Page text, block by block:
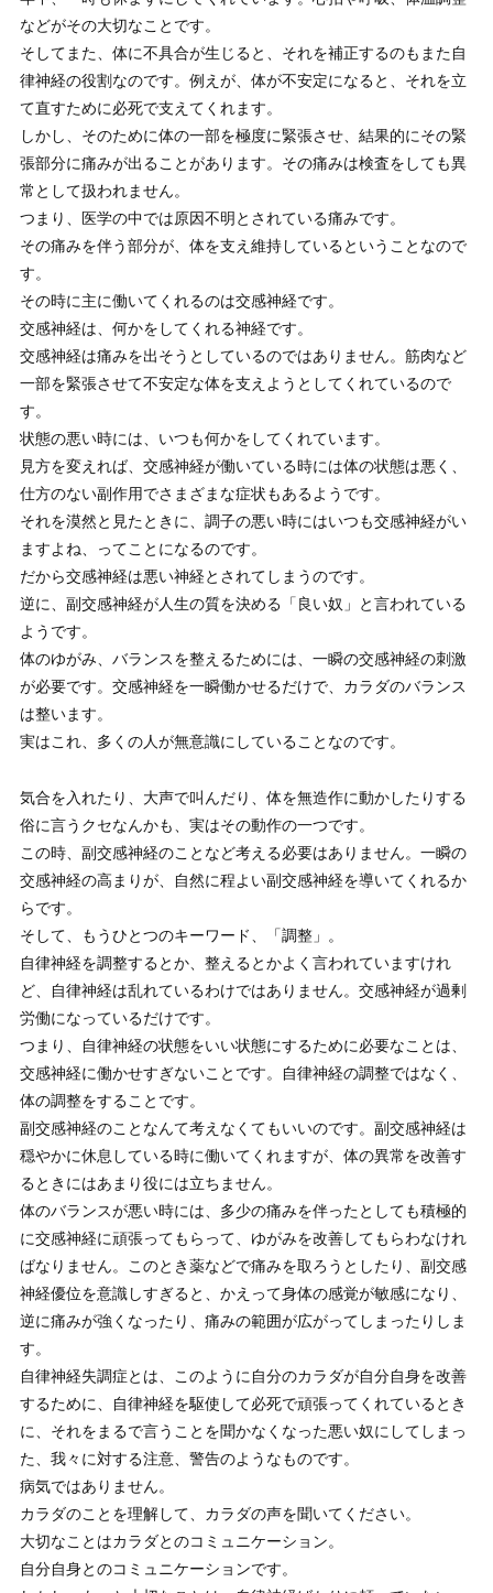
などがその大切なことです。
そしてまた、体に不具合が生じると、それを補正するのもまた自
律神経の役割なのです。例えが、体が不安定になると、それを立
て直すために必死で支えてくれます。
しかし、そのために体の一部を極度に緊張させ、結果的にその緊
張部分に痛みが出ることがあります。その痛みは検査をしても異
常として扱われません。
つまり、医学の中では原因不明とされている痛みです。
その痛みを伴う部分が、体を支え維持しているということなので
す。
その時に主に働いてくれるのは交感神経です。
交感神経は、何かをしてくれる神経です。
交感神経は痛みを出そうとしているのではありません。筋肉など
一部を緊張させて不安定な体を支えようとしてくれているので
す。
状態の悪い時には、いつも何かをしてくれています。
見方を変えれば、交感神経が働いている時には体の状態は悪く、
仕方のない副作用でさまざまな症状もあるようです。
それを漠然と見たときに、調子の悪い時にはいつも交感神経がい
ますよね、ってことになるのです。
だから交感神経は悪い神経とされてしまうのです。
逆に、副交感神経が人生の質を決める「良い奴」と言われている
ようです。
体のゆがみ、バランスを整えるためには、一瞬の交感神経の刺激
が必要です。交感神経を一瞬働かせるだけで、カラダのバランス
は整います。
実はこれ、多くの人が無意識にしていることなのです。
気合を入れたり、大声で叫んだり、体を無造作に動かしたりする
俗に言うクセなんかも、実はその動作の一つです。
この時、副交感神経のことなど考える必要はありません。一瞬の
交感神経の高まりが、自然に程よい副交感神経を導いてくれるか
らです。
そして、もうひとつのキーワード、「調整」。
自律神経を調整するとか、整えるとかよく言われていますけれ
ど、自律神経は乱れているわけではありません。交感神経が過剰
労働になっているだけです。
つまり、自律神経の状態をいい状態にするために必要なことは、
交感神経に働かせすぎないことです。自律神経の調整ではなく、
体の調整をすることです。
副交感神経のことなんて考えなくてもいいのです。副交感神経は
穏やかに休息している時に働いてくれますが、体の異常を改善す
るときにはあまり役には立ちません。
体のバランスが悪い時には、多少の痛みを伴ったとしても積極的
に交感神経に頑張ってもらって、ゆがみを改善してもらわなけれ
ばなりません。このとき薬などで痛みを取ろうとしたり、副交感
神経優位を意識しすぎると、かえって身体の感覚が敏感になり、
逆に痛みが強くなったり、痛みの範囲が広がってしまったりしま
す。
自律神経失調症とは、このように自分のカラダが自分自身を改善
するために、自律神経を駆使して必死で頑張ってくれているとき
に、それをまるで言うことを聞かなくなった悪い奴にしてしまっ
た、我々に対する注意、警告のようなものです。
病気ではありません。
カラダのことを理解して、カラダの声を聞いてください。
大切なことはカラダとのコミュニケーション。
自分自身とのコミュニケーションです。